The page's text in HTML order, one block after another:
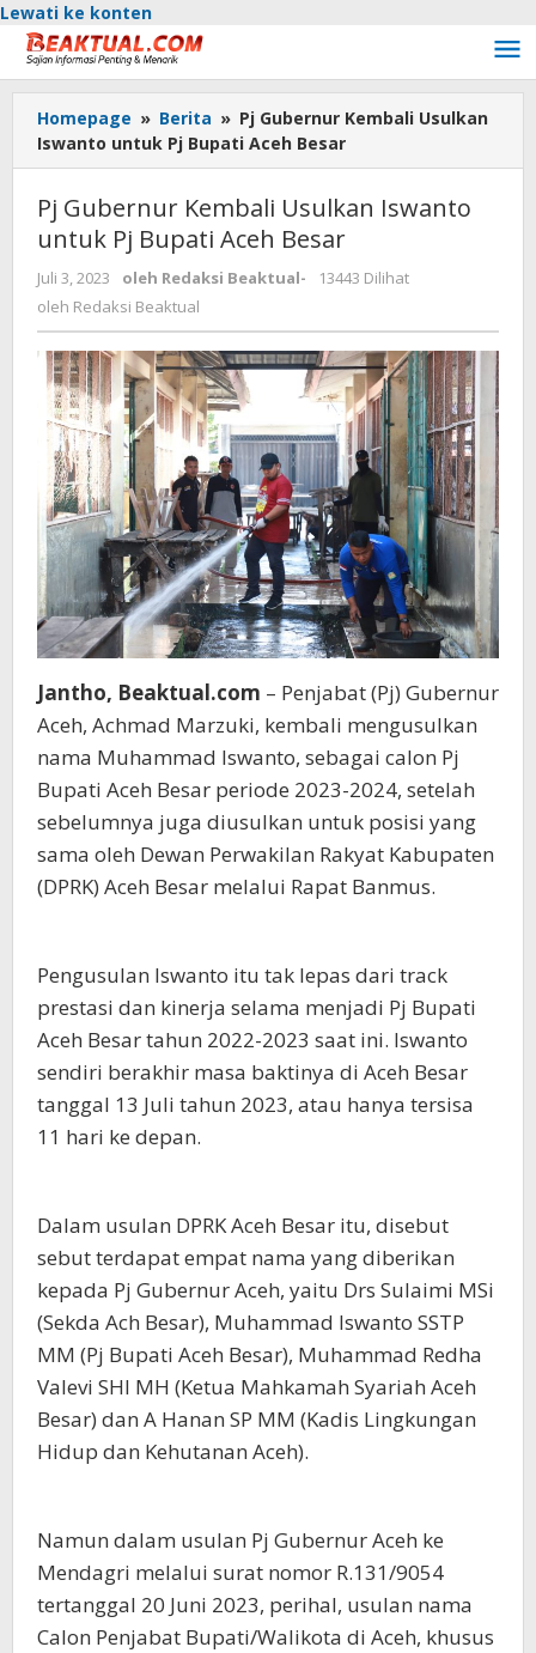
Lewati ke konten
Homepage » Berita » Pj Gubernur Kembali Usulkan
Iswanto untuk Pj Bupati Aceh Besar
Pj Gubernur Kembali Usulkan Iswanto
untuk Pj Bupati Aceh Besar
Juli 3, 2023 oleh Redaksi Beaktual-
13443 Dilihat
oleh Redaksi Beaktual
Jantho, Beaktual.com – Penjabat (Pj) Gubernur
Aceh, Achmad Marzuki, kembali mengusulkan
nama Muhammad Iswanto, sebagai calon Pj
Bupati Aceh Besar periode 2023-2024, setelah
sebelumnya juga diusulkan untuk posisi yang
sama oleh Dewan Perwakilan Rakyat Kabupaten
(DPRK) Aceh Besar melalui Rapat Banmus.
Pengusulan Iswanto itu tak lepas dari track
prestasi dan kinerja selama menjadi Pj Bupati
Aceh Besar tahun 2022-2023 saat ini. Iswanto
sendiri berakhir masa baktinya di Aceh Besar
tanggal 13 Juli tahun 2023, atau hanya tersisa
11 hari ke depan.
Dalam usulan DPRK Aceh Besar itu, disebut
sebut terdapat empat nama yang diberikan
kepada Pj Gubernur Aceh, yaitu Drs Sulaimi MSi
(Sekda Ach Besar), Muhammad Iswanto SSTP
MM (Pj Bupati Aceh Besar), Muhammad Redha
Valevi SHI MH (Ketua Mahkamah Syariah Aceh
Besar) dan A Hanan SP MM (Kadis Lingkungan
Hidup dan Kehutanan Aceh).
Namun dalam usulan Pj Gubernur Aceh ke
Mendagri melalui surat nomor R.131/9054
tertanggal 20 Juni 2023, perihal, usulan nama
Calon Penjabat Bupati/Walikota di Aceh, khusus